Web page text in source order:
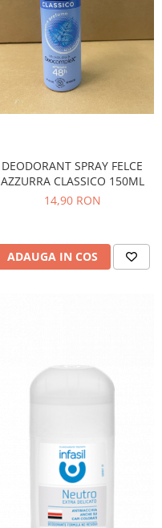
DEODORANT SPRAY FELCE
AZZURRA CLASSICO 150ML
14,90 RON
ADAUGA IN COS